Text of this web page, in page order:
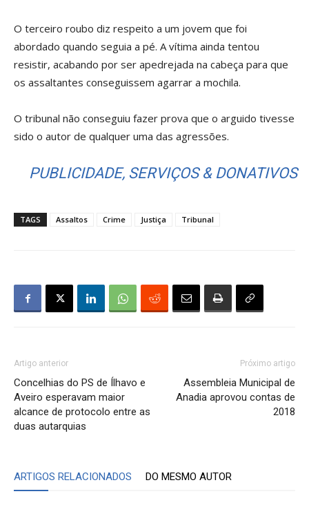
O terceiro roubo diz respeito a um jovem que foi
abordado quando seguia a pé. A vítima ainda tentou
resistir, acabando por ser apedrejada na cabeça para que
os assaltantes conseguissem agarrar a mochila.
O tribunal não conseguiu fazer prova que o arguido tivesse
sido o autor de qualquer uma das agressões.
PUBLICIDADE, SERVIÇOS & DONATIVOS
TAGS Assaltos Crime Justiça Tribunal
Artigo anterior
Concelhias do PS de Ílhavo e
Aveiro esperavam maior
alcance de protocolo entre as
duas autarquias
Próximo artigo
Assembleia Municipal de
Anadia aprovou contas de
2018
ARTIGOS RELACIONADOS DO MESMO AUTOR